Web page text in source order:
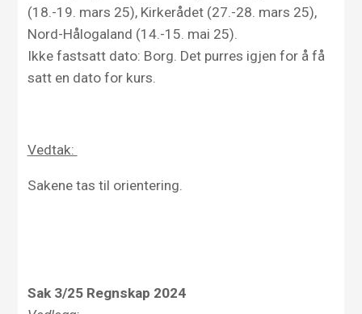
(18.-19. mars 25), Kirkerådet (27.-28. mars 25),
Nord-Hålogaland (14.-15. mai 25).
Ikke fastsatt dato: Borg. Det purres igjen for å få
satt en dato for kurs.
Vedtak:
Sakene tas til orientering.
Sak 3/25 Regnskap 2024